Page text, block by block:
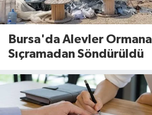
Bursa'da Alevler Ormana
Sıçramadan Söndürüldü